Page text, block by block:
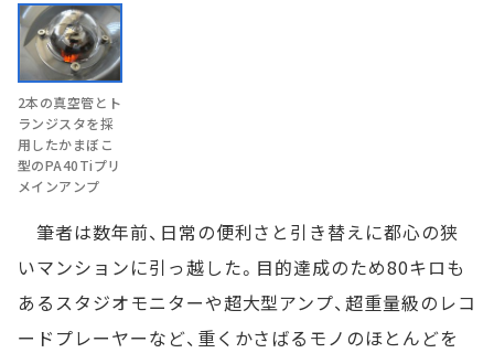
2本の真空管とト
ランジスタを採
用したかまぼこ
型のPA40Tiプリ
メインアンプ
筆者は数年前、日常の便利さと引き替えに都心の狭
いマンションに引っ越した。目的達成のため80キロも
あるスタジオモニターや超大型アンプ、超重量級のレコ
ードプレーヤーなど、重くかさばるモノのほとんどを